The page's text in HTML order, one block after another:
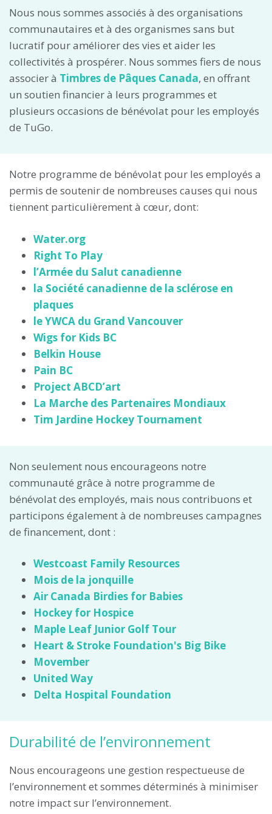
Nous nous sommes associés à des organisations
communautaires et à des organismes sans but
lucratif pour améliorer des vies et aider les
collectivités à prospérer. Nous sommes fiers de nous
associer à Timbres de Pâques Canada, en offrant
un soutien financier à leurs programmes et
plusieurs occasions de bénévolat pour les employés
de TuGo.
Notre programme de bénévolat pour les employés a
permis de soutenir de nombreuses causes qui nous
tiennent particulièrement à cœur, dont:
Water.org
Right To Play
l’Armée du Salut canadienne
la Société canadienne de la sclérose en
plaques
le YWCA du Grand Vancouver
Wigs for Kids BC
Belkin House
Pain BC
Project ABCD’art
La Marche des Partenaires Mondiaux
Tim Jardine Hockey Tournament
Non seulement nous encourageons notre
communauté grâce à notre programme de
bénévolat des employés, mais nous contribuons et
participons également à de nombreuses campagnes
de financement, dont :
Westcoast Family Resources
Mois de la jonquille
Air Canada Birdies for Babies
Hockey for Hospice
Maple Leaf Junior Golf Tour
Heart & Stroke Foundation's Big Bike
Movember
United Way
Delta Hospital Foundation
Durabilité de l’environnement
Nous encourageons une gestion respectueuse de
l’environnement et sommes déterminés à minimiser
notre impact sur l’environnement.